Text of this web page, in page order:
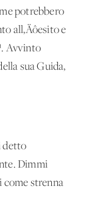
potrebbero
all‚Äôesito e
Avvinto
sua Guida,
detto
Dimmi
come strenna